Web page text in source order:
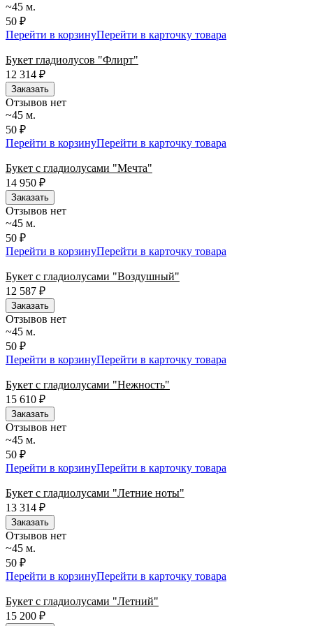
~45 м.
50 ₽
Перейти в корзинуПерейти в карточку товара
Букет гладиолусов "Флирт"
12 314 ₽
Заказать
Отзывов нет
~45 м.
50 ₽
Перейти в корзинуПерейти в карточку товара
Букет с гладиолусами "Мечта"
14 950 ₽
Заказать
Отзывов нет
~45 м.
50 ₽
Перейти в корзинуПерейти в карточку товара
Букет с гладиолусами "Воздушный"
12 587 ₽
Заказать
Отзывов нет
~45 м.
50 ₽
Перейти в корзинуПерейти в карточку товара
Букет с гладиолусами "Нежность"
15 610 ₽
Заказать
Отзывов нет
~45 м.
50 ₽
Перейти в корзинуПерейти в карточку товара
Букет с гладиолусами "Летние ноты"
13 314 ₽
Заказать
Отзывов нет
~45 м.
50 ₽
Перейти в корзинуПерейти в карточку товара
Букет с гладиолусами "Летний"
15 200 ₽